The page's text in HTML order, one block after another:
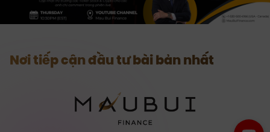
Nơi tiếp cận đầu tư bài bản nhất